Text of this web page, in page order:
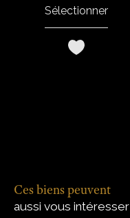
Sélectionner
Ces biens peuvent
aussi vous intéresser